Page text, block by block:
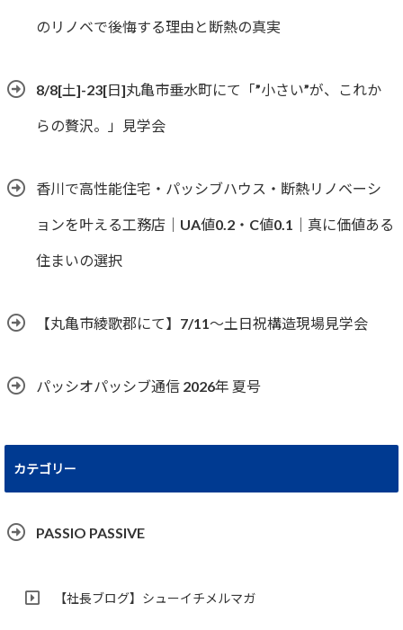
のリノベで後悔する理由と断熱の真実
8/8[土]-23[日]丸亀市垂水町にて「”小さい”が、これか
らの贅沢。」見学会
香川で高性能住宅・パッシブハウス・断熱リノベーシ
ョンを叶える工務店｜UA値0.2・C値0.1｜真に価値ある
住まいの選択
【丸亀市綾歌郡にて】7/11～土日祝構造現場見学会
パッシオパッシブ通信 2026年 夏号
カテゴリー
PASSIO PASSIVE
【社長ブログ】シューイチメルマガ